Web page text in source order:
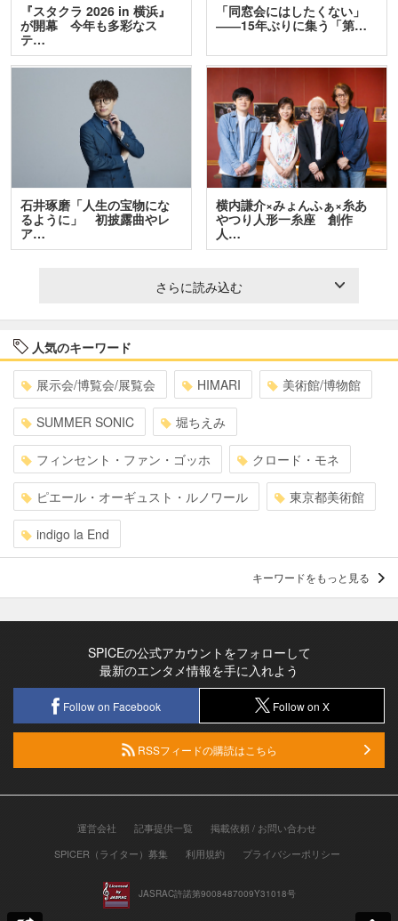
『スタクラ 2026 in 横浜』
が開幕 今年も多彩なス
テ…
「同窓会にはしたくない」
――15年ぶりに集う「第…
石井琢磨「人生の宝物にな
るように」 初披露曲やレ
ア…
横内謙介×みょんふぁ×糸あ
やつり人形一糸座 創作
人…
さらに読み込む
人気のキーワード
展示会/博覧会/展覧会 HIMARI 美術館/博物館
SUMMER SONIC 堀ちえみ
フィンセント・ファン・ゴッホ クロード・モネ
ピエール・オーギュスト・ルノワール 東京都美術館
indigo la End
キーワードをもっと見る
SPICEの公式アカウントをフォローして
最新のエンタメ情報を手に入れよう
Follow on Facebook Follow on X
RSSフィードの購読はこちら
運営会社 記事提供一覧
掲載依頼 / お問い合わせ
SPICER（ライター）募集
利用規約 プライバシーポリシー
JASRAC許諾第9008487009Y31018号